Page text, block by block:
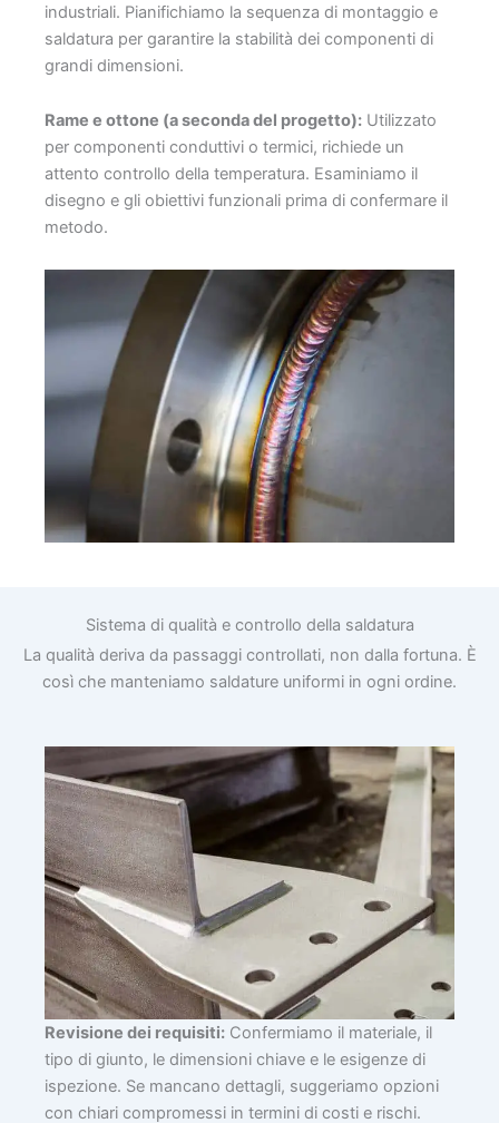
industriali. Pianifichiamo la sequenza di montaggio e
saldatura per garantire la stabilità dei componenti di
grandi dimensioni.
Rame e ottone (a seconda del progetto): Utilizzato
per componenti conduttivi o termici, richiede un
attento controllo della temperatura. Esaminiamo il
disegno e gli obiettivi funzionali prima di confermare il
metodo.
Sistema di qualità e controllo della saldatura
La qualità deriva da passaggi controllati, non dalla fortuna. È
così che manteniamo saldature uniformi in ogni ordine.
Revisione dei requisiti: Confermiamo il materiale, il
tipo di giunto, le dimensioni chiave e le esigenze di
ispezione. Se mancano dettagli, suggeriamo opzioni
con chiari compromessi in termini di costi e rischi.